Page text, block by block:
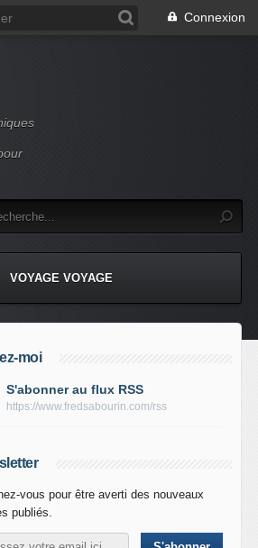
Connexion
VOYAGE VOYAGE
moi
S'abonner au flux RSS
https://www.fredsabourin.com/rss
vous pour être averti des nouveaux
publiés.